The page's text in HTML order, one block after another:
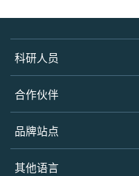
科研人员
产品
图书馆
作者
合作伙伴
学会
合作伙伴
品牌站点
Springer
其他语言